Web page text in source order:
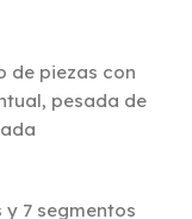
de piezas con
pesada de
7 segmentos